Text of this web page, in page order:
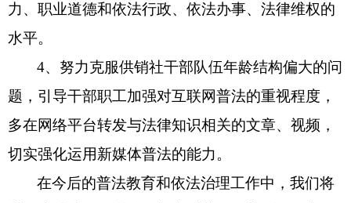
力、职业道德和依法行政、依法办事、法律维权的
水平。
4、努力克服供销社干部队伍年龄结构偏大的问
题，引导干部职工加强对互联网普法的重视程度，
多在网络平台转发与法律知识相关的文章、视频，
切实强化运用新媒体普法的能力。
在今后的普法教育和依法治理工作中，我们将